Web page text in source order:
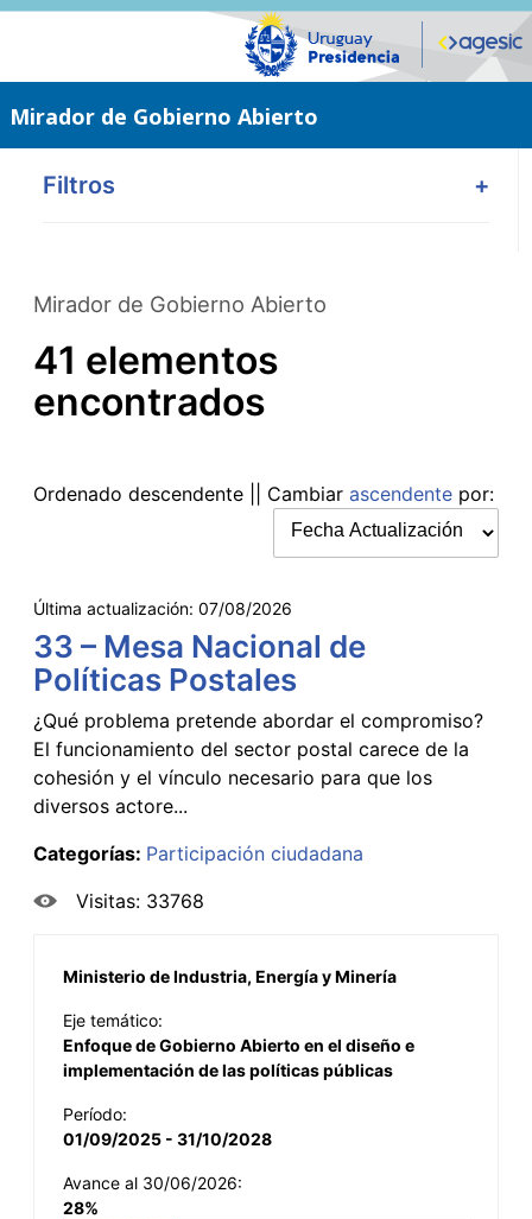
Saltar
Mirador de Gobierno Abierto
Filtros +
Mirador de Gobierno Abierto
41 elementos
encontrados
Ordenado descendente || Cambiar ascendente por:
Última actualización: 07/08/2026
33 – Mesa Nacional de
Políticas Postales
¿Qué problema pretende abordar el compromiso?
El funcionamiento del sector postal carece de la
cohesión y el vínculo necesario para que los
diversos actore...
Categorías: Participación ciudadana
Visitas: 33768
Ministerio de Industria, Energía y Minería
Eje temático:
Enfoque de Gobierno Abierto en el diseño e
implementación de las políticas públicas
Período:
01/09/2025 - 31/10/2028
Avance al 30/06/2026:
28%